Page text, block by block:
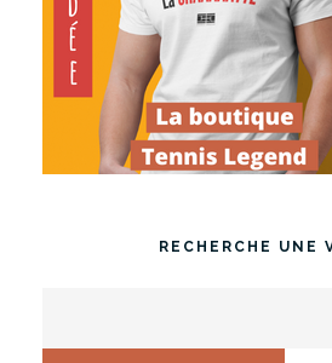
RECHERCHE UNE